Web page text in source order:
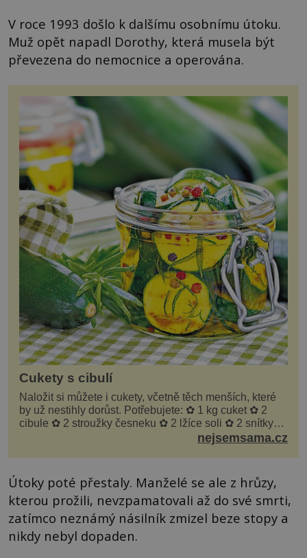
V roce 1993 došlo k dalšímu osobnímu útoku.
Muž opět napadl Dorothy, která musela být
převezena do nemocnice a operována.
Cukety s cibulí
Naložit si můžete i cukety, včetně těch menších, které
by už nestihly dorůst. Potřebujete: ✿ 1 kg cuket ✿ 2
cibule ✿ 2 stroužky česneku ✿ 2 lžíce soli ✿ 2 snítky
kopru ✿ hrst petrželky Nálev: ✿ 400 m...nejsemsama.cz
Útoky poté přestaly. Manželé se ale z hrůzy,
kterou prožili, nevzpamatovali až do své smrti,
zatímco neznámý násilník zmizel beze stopy a
nikdy nebyl dopaden.